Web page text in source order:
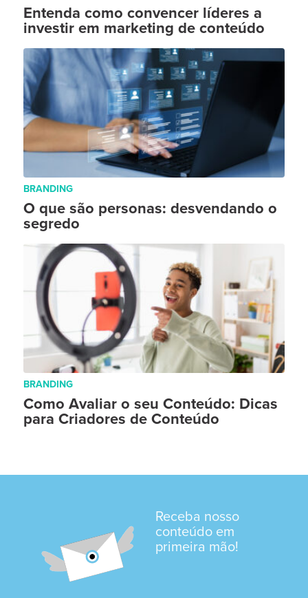
Entenda como convencer líderes a
investir em marketing de conteúdo
BRANDING
O que são personas: desvendando o
segredo
BRANDING
Como Avaliar o seu Conteúdo: Dicas
para Criadores de Conteúdo
Receba nosso
conteúdo em
primeira mão!